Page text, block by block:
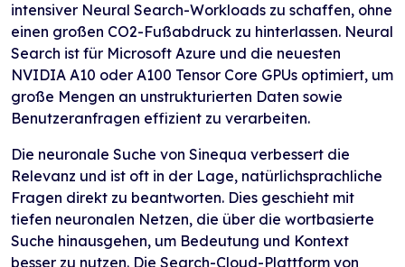
intensiver Neural Search-Workloads zu schaffen, ohne
einen großen CO2-Fußabdruck zu hinterlassen. Neural
Search ist für Microsoft Azure und die neuesten
NVIDIA A10 oder A100 Tensor Core GPUs optimiert, um
große Mengen an unstrukturierten Daten sowie
Benutzeranfragen effizient zu verarbeiten.
Die neuronale Suche von Sinequa verbessert die
Relevanz und ist oft in der Lage, natürlichsprachliche
Fragen direkt zu beantworten. Dies geschieht mit
tiefen neuronalen Netzen, die über die wortbasierte
Suche hinausgehen, um Bedeutung und Kontext
besser zu nutzen. Die Search-Cloud-Plattform von